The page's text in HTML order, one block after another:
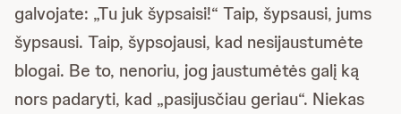
galvojate: „Tu juk šypsaisi!“ Taip, šypsausi, jums
šypsausi. Taip, šypsojausi, kad nesijaustumėte
blogai. Be to, nenoriu, jog jaustumėtės galį ką
nors padaryti, kad „pasijusčiau geriau“. Niekas